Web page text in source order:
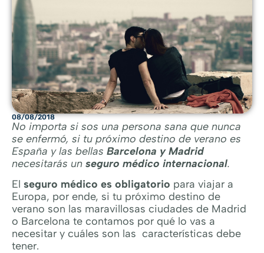
08/08/2018
No importa si sos una persona sana que nunca
se enfermó, si tu próximo destino de verano es
España y las bellas Barcelona y Madrid
necesitarás un seguro médico internacional.
El seguro médico es obligatorio para viajar a
Europa, por ende, si tu próximo destino de
verano son las maravillosas ciudades de Madrid
o Barcelona te contamos por qué lo vas a
necesitar y cuáles son las características debe
tener.